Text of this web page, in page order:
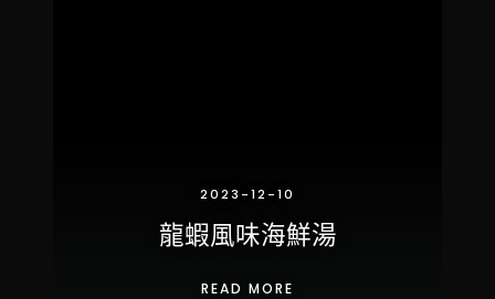
2023-12-10
龍蝦風味海鮮湯
READ MORE